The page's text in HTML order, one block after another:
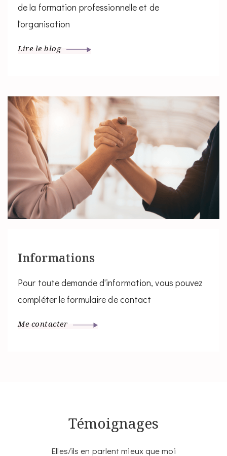
de la formation professionnelle et de
l'organisation
Lire le blog
Informations
Pour toute demande d'information, vous pouvez
compléter le formulaire de contact
Me contacter
Témoignages
Elles/ils en parlent mieux que moi